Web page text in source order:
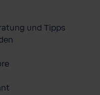
und Tipps